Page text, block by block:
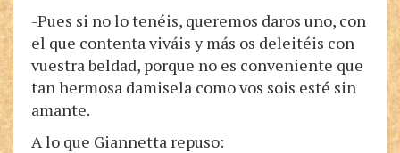
-Pues si no lo tenéis, queremos daros uno, con
el que contenta viváis y más os deleitéis con
vuestra beldad, porque no es conveniente que
tan hermosa damisela como vos sois esté sin
amante.
A lo que Giannetta repuso: